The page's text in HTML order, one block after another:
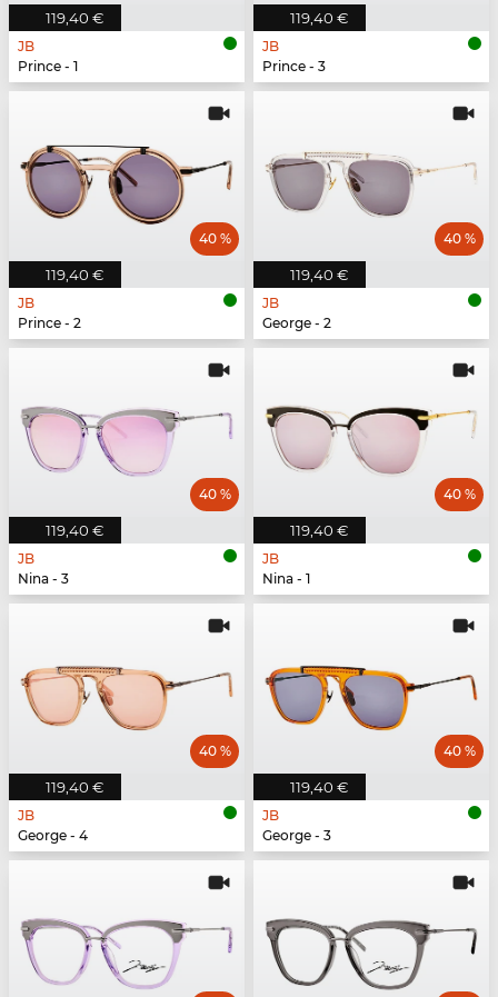
119,40 €
JB
Prince - 1
119,40 €
JB
Prince - 3
119,40 €
40 %
JB
Prince - 2
119,40 €
40 %
JB
George - 2
119,40 €
40 %
JB
Nina - 3
119,40 €
40 %
JB
Nina - 1
119,40 €
40 %
JB
George - 4
119,40 €
40 %
JB
George - 3